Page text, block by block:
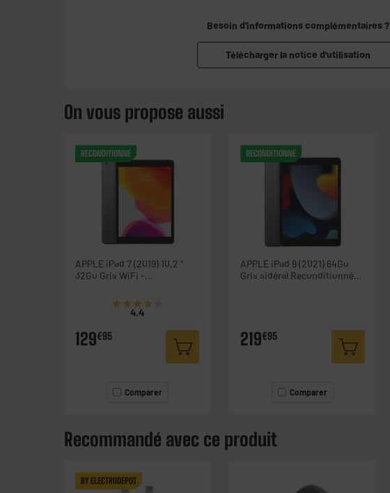
Besoin d'informations complémentaires ?
Télécharger la notice d'utilisation
On vous propose aussi
RECONDITIONNÉ
APPLE iPad 7 (2019) 10,2 "
32Go Gris WiFi -
★★★★★
★★★★★
4.4
129€95
Comparer
RECONDITIONNÉ
APPLE iPad 9 (2021) 64Go
Gris sidéral Reconditionné
219€95
Comparer
Recommandé avec ce produit
BY ELECTRODEPOT